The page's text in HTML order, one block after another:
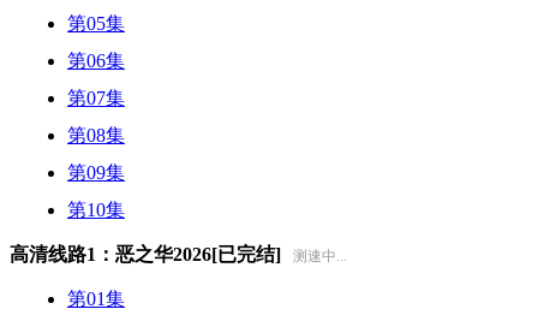
第05集
第06集
第07集
第08集
第09集
第10集
高清线路1：恶之华2026[已完结] 测速中...
第01集